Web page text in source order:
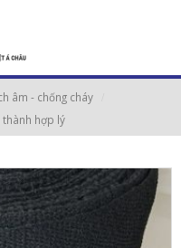
âm - chống cháy
hợp lý